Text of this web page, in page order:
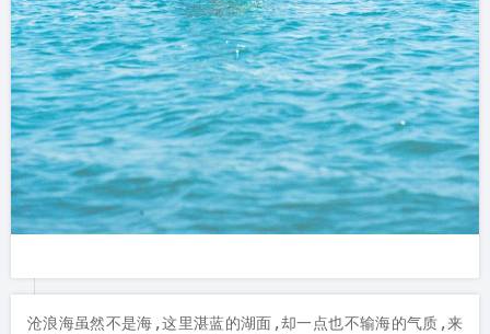
沧浪海虽然不是海,这里湛蓝的湖面,却一点也不输海的气质,来